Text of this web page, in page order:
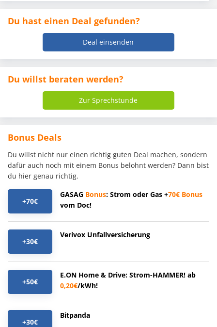
Du hast einen Deal gefunden?
Deal einsenden
Du willst beraten werden?
Zur Sprechstunde
Bonus Deals
Du willst nicht nur einen richtig guten Deal machen, sondern
dafür auch noch mit einem Bonus belohnt werden? Dann bist
du hier genau richtig.
+70€
GASAG Bonus: Strom oder Gas +70€ Bonus
vom Doc!
+30€
Verivox Unfallversicherung
+50€
E.ON Home & Drive: Strom-HAMMER! ab
0,20€/kWh!
+30€
Bitpanda